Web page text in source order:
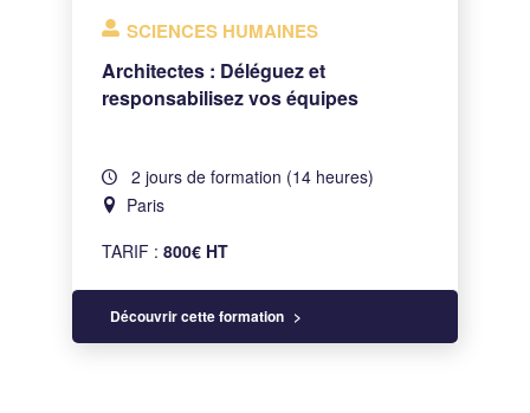
SCIENCES HUMAINES
Architectes : Déléguez et
responsabilisez vos équipes
2 jours de formation (14 heures)
Paris
TARIF :800€ HT
Découvrir cette formation